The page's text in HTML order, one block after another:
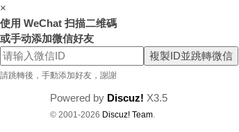
×
使用 WeChat 扫描二维碼
或手动添加微信好友
複製ID並跳轉微信
請跳轉後，手動添加好友，謝謝
Powered by Discuz! X3.5
© 2001-2026 Discuz! Team.